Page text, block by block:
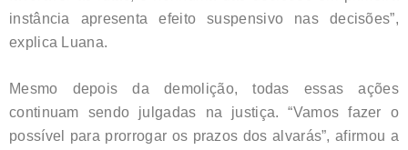
instância apresenta efeito suspensivo nas decisões”,
explica Luana.
Mesmo depois da demolição, todas essas ações
continuam sendo julgadas na justiça. “Vamos fazer o
possível para prorrogar os prazos dos alvarás”, afirmou a